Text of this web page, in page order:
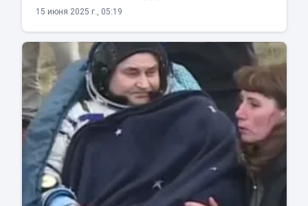
15 июня 2025 г., 05:19